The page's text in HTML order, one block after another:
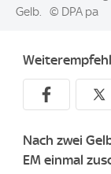
Gelb.
© DPA pa
Nach zwei
EM einmal